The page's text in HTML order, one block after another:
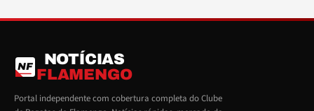
NF
NOTÍCIAS
FLAMENGO
Portal independente com cobertura completa do Clube